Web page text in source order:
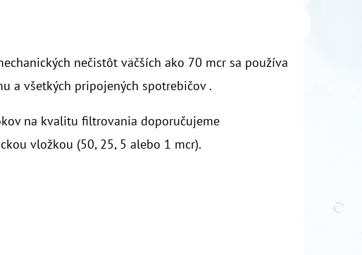
nečistôt väčších ako 70 mcr sa používa
a všetkých pripojených spotrebičov .
na kvalitu filtrovania doporučujeme
vložkou (50, 25, 5 alebo 1 mcr).